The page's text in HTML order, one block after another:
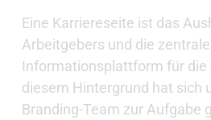
Eine Karriereseite ist das
Arbeitgebers und die zentrale
Informationsplattform für die
diesem Hintergrund hat sich
Branding-Team zur Aufgabe